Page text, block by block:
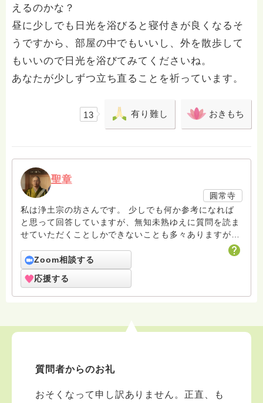
えるのかな？
昼に少しでも日光を浴びると寝付きが良くなるそ
うですから、部屋の中でもいいし、外を散歩して
もいいので日光を浴びてみてくださいね。
あなたが少しずつ立ち直ることを祈っています。
13 有り難し おきもち
聖章
圓常寺
私は浄土宗の坊さんです。 少しでも何か参考になれば
と思って回答していますが、無知未熟ゆえに質問を読ま
せていただくことしかできないことも多々ありますがお
許しください。 回答は私個人の意見や解釈もあり、場
合によっては浄土宗の教義とは少し異なることもあると
いうことをご了承ください。 また、寺の紹介ページに
電話相談についても紹介していますのでどなたでも気兼
ねなくご利用ください。 ハスノハのお坊さんがもっと
Zoom相談する
応援する
質問者からのお礼
おそくなって申し訳ありません。正直、も